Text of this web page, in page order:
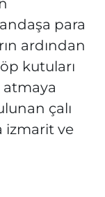
para
ardından
kutuları
atmaya
çalı
izmarit ve